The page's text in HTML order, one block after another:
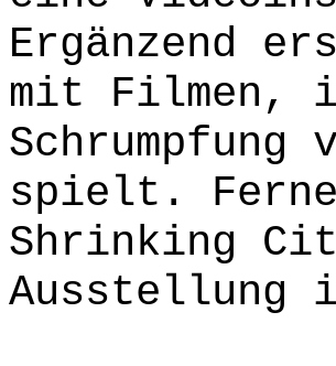
Ergänzend
mit Filmen,
spielt.
Shrinking
Ausstellung